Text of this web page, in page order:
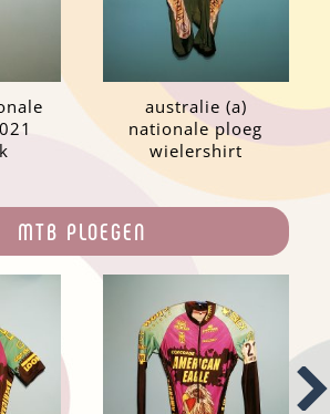
australie (a)
nationale ploeg
wielershirt
MTB PLOEGEN